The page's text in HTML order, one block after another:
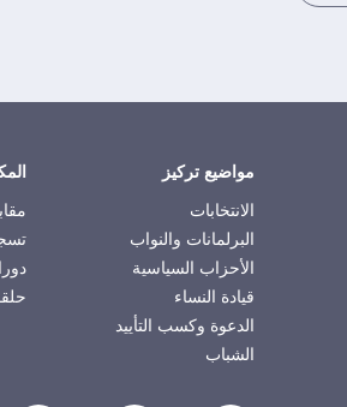
مواضيع تركيز
الانتخابات
البرلمانات والنواب
الأحزاب السياسية
قيادة النساء
الدعوة وكسب التأييد
الشباب